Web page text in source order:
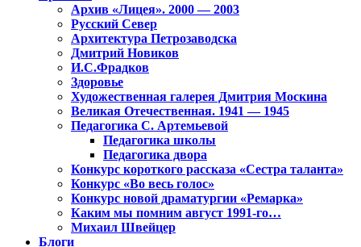
Архив «Лицея». 2000 — 2003
Русский Север
Архитектура Петрозаводска
Дмитрий Новиков
И.С.Фрадков
Здоровье
Художественная галерея Дмитрия Москина
Великая Отечественная. 1941 — 1945
Педагогика С. Артемьевой
Педагогика школы
Педагогика двора
Конкурс короткого рассказа «Сестра таланта»
Конкурс «Во весь голос»
Конкурс новой драматургии «Ремарка»
Каким мы помним август 1991-го…
Михаил Швейцер
Блоги